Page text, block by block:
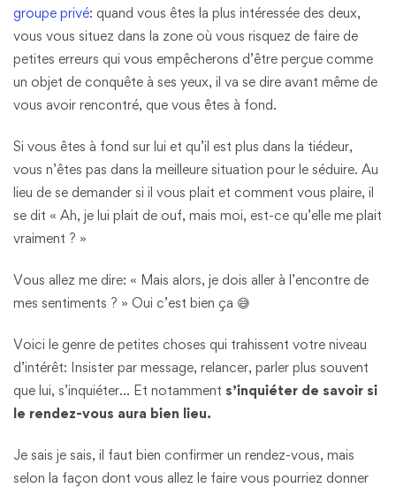
groupe privé: quand vous êtes la plus intéressée des deux,
vous vous situez dans la zone où vous risquez de faire de
petites erreurs qui vous empêcherons d’être perçue comme
un objet de conquête à ses yeux, il va se dire avant même de
vous avoir rencontré, que vous êtes à fond.
Si vous êtes à fond sur lui et qu’il est plus dans la tiédeur,
vous n’êtes pas dans la meilleure situation pour le séduire. Au
lieu de se demander si il vous plait et comment vous plaire, il
se dit « Ah, je lui plait de ouf, mais moi, est-ce qu’elle me plait
vraiment ? »
Vous allez me dire: « Mais alors, je dois aller à l’encontre de
mes sentiments ? » Oui c’est bien ça 😅
Voici le genre de petites choses qui trahissent votre niveau
d’intérêt: Insister par message, relancer, parler plus souvent
que lui, s’inquiéter… Et notamment s’inquiéter de savoir si
le rendez-vous aura bien lieu.
Je sais je sais, il faut bien confirmer un rendez-vous, mais
selon la façon dont vous allez le faire vous pourriez donner